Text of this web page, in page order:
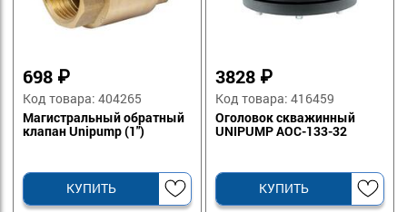
698 ₽
Код товара: 404265
Магистральный обратный
клапан Unipump (1")
КУПИТЬ
3828 ₽
Код товара: 416459
Оголовок скважинный
UNIPUMP АОС-133-32
КУПИТЬ